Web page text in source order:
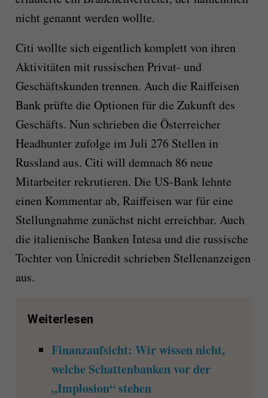
nicht genannt werden wollte.
Citi wollte sich eigentlich komplett von ihren
Aktivitäten mit russischen Privat- und
Geschäftskunden trennen. Auch die Raiffeisen
Bank prüfte die Optionen für die Zukunft des
Geschäfts. Nun schrieben die Österreicher
Headhunter zufolge im Juli 276 Stellen in
Russland aus. Citi will demnach 86 neue
Mitarbeiter rekrutieren. Die US-Bank lehnte
einen Kommentar ab, Raiffeisen war für eine
Stellungnahme zunächst nicht erreichbar. Auch
die italienische Banken Intesa und die russische
Tochter von Unicredit schrieben Stellenanzeigen
aus.
Weiterlesen
Finanzaufsicht: Wir wissen nicht,
welche Schattenbanken vor der
„Implosion“ stehen